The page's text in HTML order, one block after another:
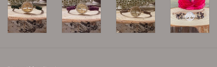
Men